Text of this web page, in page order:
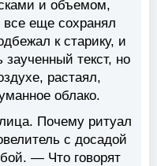
и объемом,
еще сохранял
к старику, и
заученный текст, но
растаял,
облако.
Почему ритуал
с досадой
— Что говорят